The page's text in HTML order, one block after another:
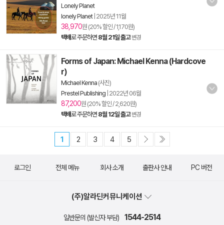
Lonely Planet
lonely Planet| 2025년 11월
38,970원 (20% 할인 / 1,170원)
택배로 주문하면 8월 21일 출고 변경
Forms of Japan: Michael Kenna (Hardcove
r)
Michael Kenna (사진)
Prestel Publishing 2022년 06월
87,200원 (20% 할인 / 2,620원)
택배로 주문하면 8월 12일 출고 변경
1 2 3 4 5
로그인 전체 메뉴 회사 소개 출판사 안내 PC 버전
(주)알라딘커뮤니케이션
일반문의 (발신자 부담) 1544-2514